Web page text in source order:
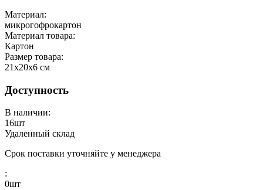
Материал:
микрогофрокартон
Материал товара:
Картон
Размер товара:
21х20х6 см
Доступность
В наличии:
16шт
Удаленный склад
Срок поставки уточняйте у менеджера
:
0шт